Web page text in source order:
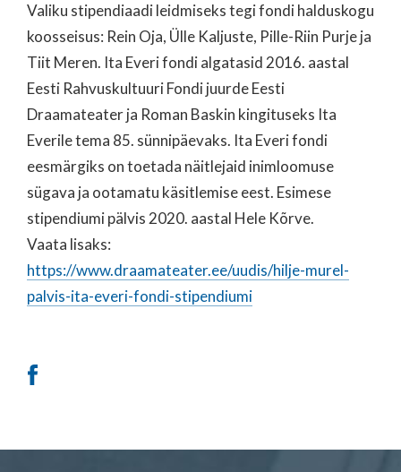
Valiku stipendiaadi leidmiseks tegi fondi halduskogu
koosseisus: Rein Oja, Ülle Kaljuste, Pille-Riin Purje ja
Tiit Meren. Ita Everi fondi algatasid 2016. aastal
Eesti Rahvuskultuuri Fondi juurde Eesti
Draamateater ja Roman Baskin kingituseks Ita
Everile tema 85. sünnipäevaks. Ita Everi fondi
eesmärgiks on toetada näitlejaid inimloomuse
sügava ja ootamatu käsitlemise eest. Esimese
stipendiumi pälvis 2020. aastal Hele Kõrve.
Vaata lisaks:
https://www.draamateater.ee/uudis/hilje-murel-
palvis-ita-everi-fondi-stipendiumi